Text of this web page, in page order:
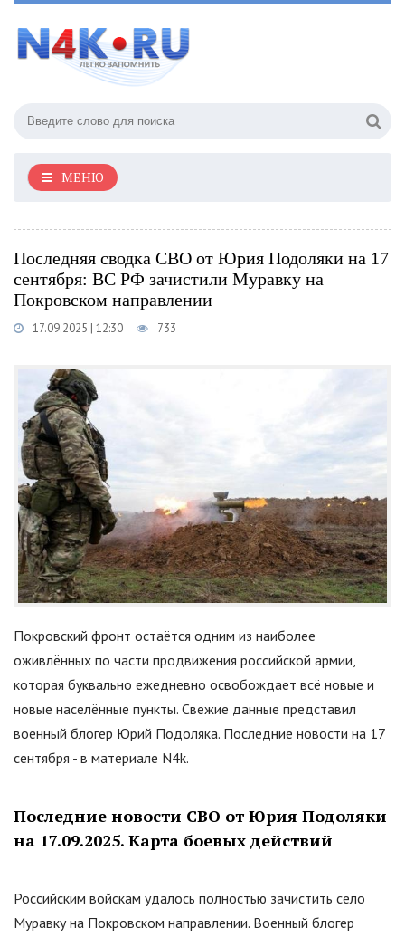
МЕНЮ
Последняя сводка СВО от Юрия Подоляки на 17
сентября: ВС РФ зачистили Муравку на
Покровском направлении
17.09.2025 | 12:30 733
Покровский фронт остаётся одним из наиболее
оживлённых по части продвижения российской армии,
которая буквально ежедневно освобождает всё новые и
новые населённые пункты. Свежие данные представил
военный блогер Юрий Подоляка. Последние новости на 17
сентября - в материале N4k.
Последние новости СВО от Юрия Подоляки
на 17.09.2025. Карта боевых действий
Российским войскам удалось полностью зачистить село
Муравку на Покровском направлении. Военный блогер